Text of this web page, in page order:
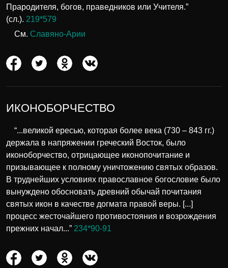
Прародителя, богов, праведников или Учителя.”
(сл.). 219*579
См. Славяно-Арии
ИКОНОБОРЧЕСТВО
“...великой ересью, которая более века (730 – 843 гг.)
держала в напряжении греческий Восток, было
иконоборчество, отрицающее иконопочитание и
призывающее к полному уничтожению святых образов.
В труднейших условиях православное богословие было
вынуждено обосновать древний обычай почитания
святых икон в качестве догмата правой веры. [...]
процесс жесточайшего противостояния и возрождения
прежних начал...” 234*90-91